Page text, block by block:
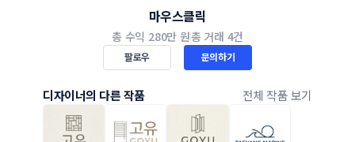
마우스클릭
총 수익 280만 원총 거래 4건
팔로우 문의하기
디자이너의 다른 작품 전체 작품 보기